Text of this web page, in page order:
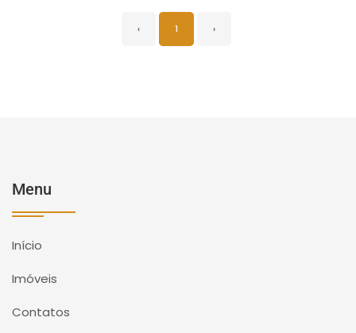
‹ 1 ›
Menu
Início
Imóveis
Contatos